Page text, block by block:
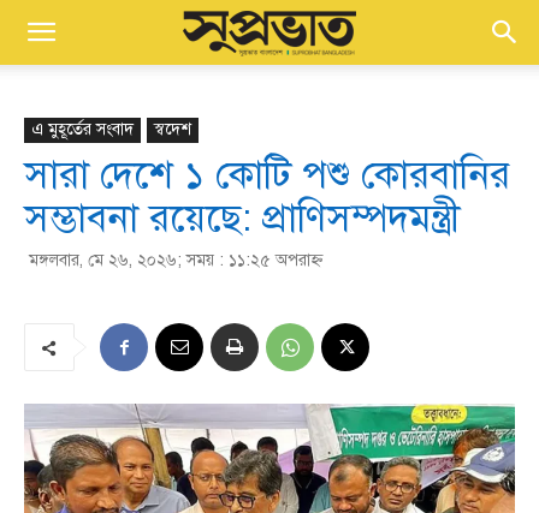
এ মুহূর্তের সংবাদ স্বদেশ
সারা দেশে ১ কোটি পশু কোরবানির
সম্ভাবনা রয়েছে: প্রাণিসম্পদমন্ত্রী
মঙ্গলবার, মে ২৬, ২০২৬; সময় : ১১:২৫ অপরাহ্ণ